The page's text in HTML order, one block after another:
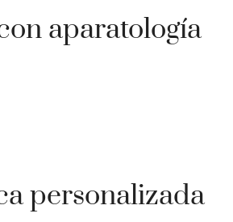
aparatología
personalizada